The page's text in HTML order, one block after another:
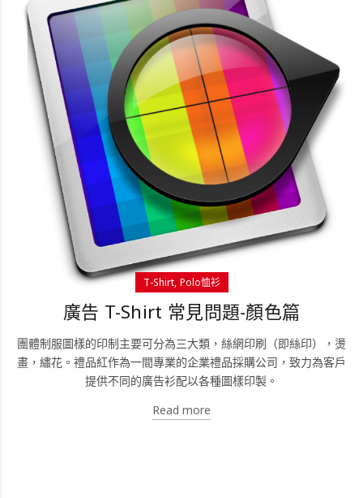
T-Shirt Polo恤衫
廣告 T-Shirt 常見問題-顏色篇
團體制服圖樣的印制主要可分為三大類，絲網印刷（即絲印），燙
畫，繡花。禮品紅作為一間專業的企業禮品採購公司，致力為客戶
提供不同的廣告衫配以各種圖樣印製。
Read more